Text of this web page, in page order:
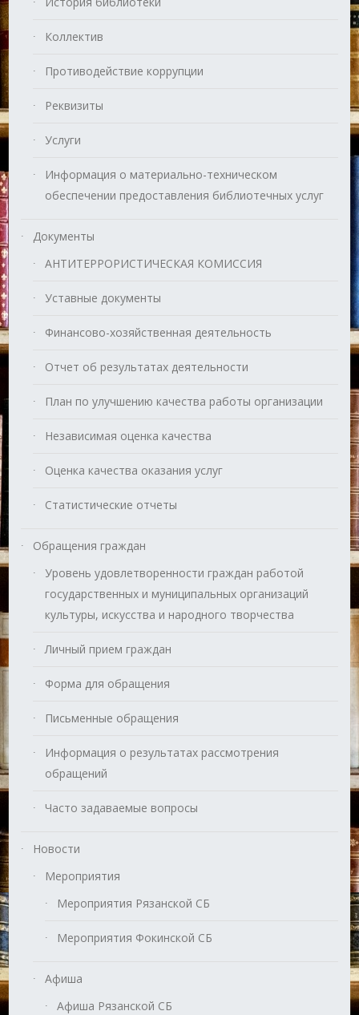
Коллектив
Противодействие коррупции
Реквизиты
Услуги
Информация о материально-техническом
обеспечении предоставления библиотечных услуг
Документы
АНТИТЕРРОРИСТИЧЕСКАЯ КОМИССИЯ
Уставные документы
Финансово-хозяйственная деятельность
Отчет об результатах деятельности
План по улучшению качества работы организации
Независимая оценка качества
Оценка качества оказания услуг
Статистические отчеты
Обращения граждан
Уровень удовлетворенности граждан работой
государственных и муниципальных организаций
культуры, искусства и народного творчества
Личный прием граждан
Форма для обращения
Письменные обращения
Информация о результатах рассмотрения
обращений
Часто задаваемые вопросы
Новости
Мероприятия
Мероприятия Рязанской СБ
Мероприятия Фокинской СБ
Афиша
Афиша Рязанской СБ